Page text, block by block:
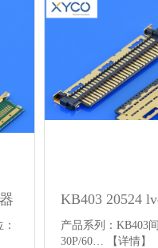
KB403 20524
产品系列：KB403
30P/60…
【详情】